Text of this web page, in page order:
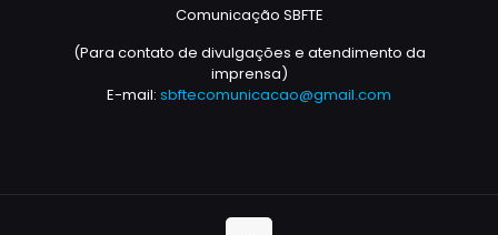
Comunicação SBFTE
(Para contato de divulgações e atendimento da
imprensa)
E-mail: sbftecomunicacao@gmail.com